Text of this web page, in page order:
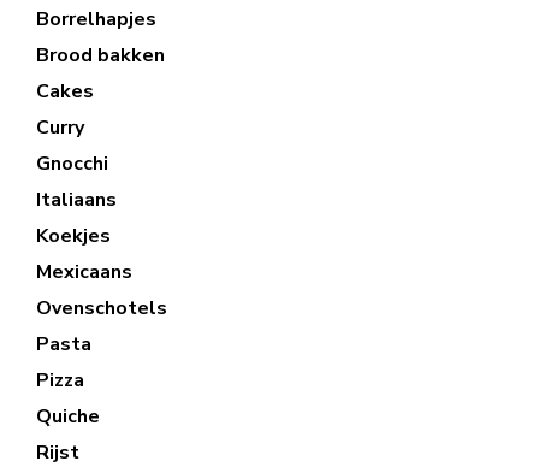
Borrelhapjes
Brood bakken
Cakes
Curry
Gnocchi
Italiaans
Koekjes
Mexicaans
Ovenschotels
Pasta
Pizza
Quiche
Rijst